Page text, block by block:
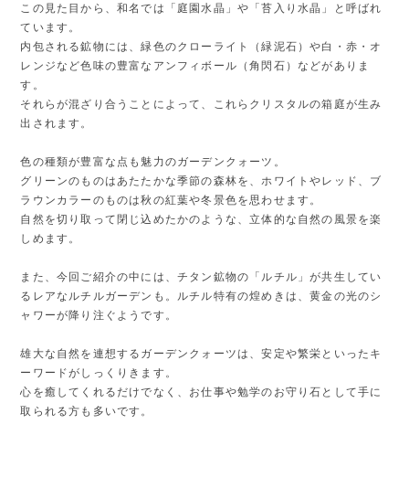
この見た目から、和名では「庭園水晶」や「苔入り水晶」と呼ばれ
ています。
内包される鉱物には、緑色のクローライト（緑泥石）や白・赤・オ
レンジなど色味の豊富なアンフィボール（角閃石）などがありま
す。
それらが混ざり合うことによって、これらクリスタルの箱庭が生み
出されます。
色の種類が豊富な点も魅力のガーデンクォーツ。
グリーンのものはあたたかな季節の森林を、ホワイトやレッド、ブ
ラウンカラーのものは秋の紅葉や冬景色を思わせます。
自然を切り取って閉じ込めたかのような、立体的な自然の風景を楽
しめます。
また、今回ご紹介の中には、チタン鉱物の「ルチル」が共生してい
るレアなルチルガーデンも。ルチル特有の煌めきは、黄金の光のシ
ャワーが降り注ぐようです。
雄大な自然を連想するガーデンクォーツは、安定や繁栄といったキ
ーワードがしっくりきます。
心を癒してくれるだけでなく、お仕事や勉学のお守り石として手に
取られる方も多いです。